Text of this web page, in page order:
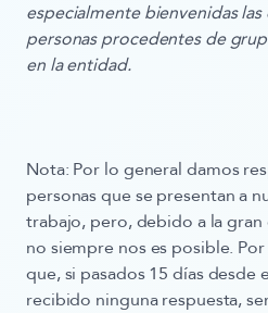
especialmente bienvenidas
personas procedentes de
en la entidad.
Nota: Por lo general damos
personas que se presentan a
trabajo, pero, debido a la
no siempre nos es posible.
que, si pasados 15 días desde
recibido ninguna respuesta,